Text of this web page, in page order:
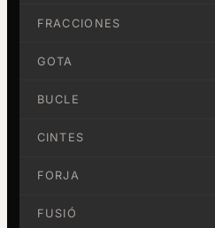
FRACCIONES
GOTA
BUCLE
CINTES
FORJA
FUSIÓ